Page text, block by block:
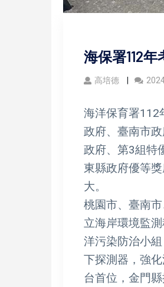
海保署112
高培德
海洋保育署112
政府、臺南市
政府、第3組特
東縣政府優等
大。
桃園市、臺南
立海岸環境監
洋污染防治小
下探測器，強
台首位，金門